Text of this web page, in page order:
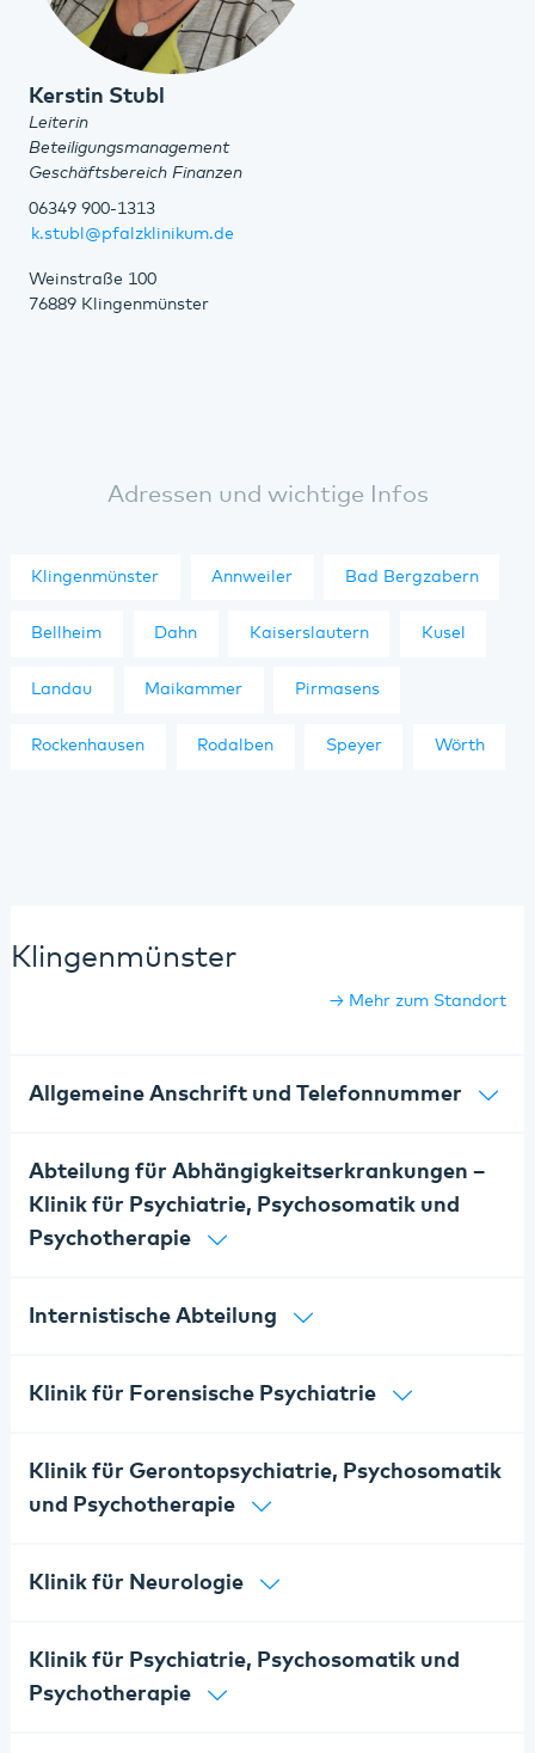
Kerstin Stubl
Leiterin
Beteiligungsmanagement
Geschäftsbereich Finanzen
06349 900-1313
k.stubl@pfalzklinikum.de
Weinstraße 100
76889 Klingenmünster
Adressen und wichtige Infos
Klingenmünster Annweiler Bad Bergzabern
Bellheim Dahn Kaiserslautern Kusel
Landau Maikammer Pirmasens
Rockenhausen Rodalben Speyer Wörth
Klingenmünster
Mehr zum Standort
Allgemeine Anschrift und Telefonnummer
Abteilung für Abhängigkeitserkrankungen –
Klinik für Psychiatrie, Psychosomatik und
Psychotherapie
Internistische Abteilung
Klinik für Forensische Psychiatrie
Klinik für Gerontopsychiatrie, Psychosomatik
und Psychotherapie
Klinik für Neurologie
Klinik für Psychiatrie, Psychosomatik und
Psychotherapie